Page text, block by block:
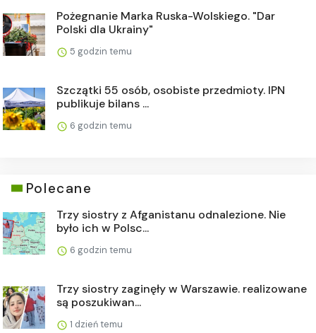
Pożegnanie Marka Ruska-Wolskiego. "Dar
Polski dla Ukrainy"
5 godzin temu
Szczątki 55 osób, osobiste przedmioty. IPN
publikuje bilans ...
6 godzin temu
Polecane
Trzy siostry z Afganistanu odnalezione. Nie
było ich w Polsc...
6 godzin temu
Trzy siostry zaginęły w Warszawie. realizowane
są poszukiwan...
1 dzień temu